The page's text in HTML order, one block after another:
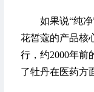
如果说“纯净”
花皙蔻的产品核
行，约2000年前
了牡丹在医药方